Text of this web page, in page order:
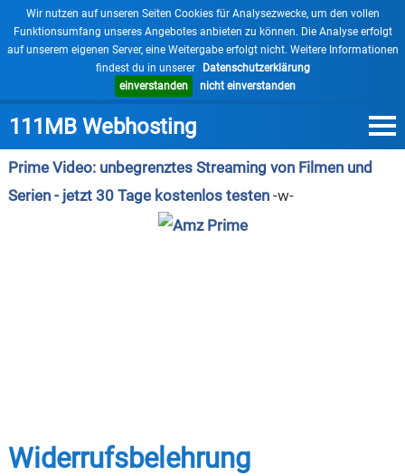
Wir nutzen auf unseren Seiten Cookies für Analysezwecke, um den vollen
Funktionsumfang unseres Angebotes anbieten zu können. Die Analyse erfolgt
auf unserem eigenen Server, eine Weitergabe erfolgt nicht. Weitere Informationen
findest du in unserer
Datenschutzerklärung
einverstanden
nicht einverstanden
111MB Webhosting
×
Prime Video: unbegrenztes Streaming von Filmen und
Serien - jetzt 30 Tage kostenlos testen -w-
Widerrufsbelehrung